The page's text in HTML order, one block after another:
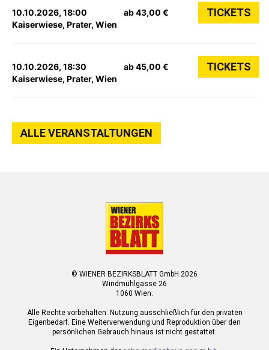
10.10.2026, 18:00
Kaiserwiese, Prater, Wien
ab 43,00 € TICKETS
10.10.2026, 18:30
Kaiserwiese, Prater, Wien
ab 45,00 € TICKETS
ALLE VERANSTALTUNGEN
© WIENER BEZIRKSBLATT GmbH 2026
Windmühlgasse 26
1060 Wien.
Alle Rechte vorbehalten. Nutzung ausschließlich für den privaten
Eigenbedarf. Eine Weiterverwendung und Reproduktion über den
persönlichen Gebrauch hinaus ist nicht gestattet.